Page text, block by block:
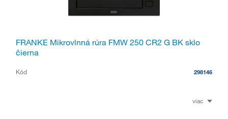
FRANKE Mikrovlnná rúra FMW 250 CR2 G BK sklo
čierna
Kód 298146
viac